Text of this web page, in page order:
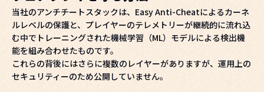
当社のアンチチートスタックは、Easy Anti-Cheatによるカーネ
ルレベルの保護と、プレイヤーのテレメトリーが継続的に流れ込
む中でトレーニングされた機械学習（ML）モデルによる検出機
能を組み合わせたものです。
これらの背後にはさらに複数のレイヤーがありますが、運用上の
セキュリティーのため公開していません。